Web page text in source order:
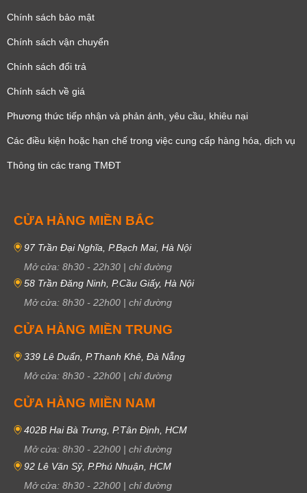
Chính sách bảo mật
Chính sách vận chuyển
Chính sách đổi trả
Chính sách về giá
Phương thức tiếp nhận và phản ánh, yêu cầu, khiêu nại
Các điều kiện hoặc hạn chế trong việc cung cấp hàng hóa, dịch vụ
Thông tin các trang TMĐT
CỬA HÀNG MIỀN BẮC
97 Trần Đại Nghĩa, P.Bạch Mai, Hà Nội
Mở cửa: 8h30 - 22h30 | chỉ đường
58 Trần Đăng Ninh, P.Cầu Giấy, Hà Nội
Mở cửa: 8h30 - 22h00 | chỉ đường
CỬA HÀNG MIỀN TRUNG
339 Lê Duẩn, P.Thanh Khê, Đà Nẵng
Mở cửa: 8h30 - 22h00 | chỉ đường
CỬA HÀNG MIỀN NAM
402B Hai Bà Trưng, P.Tân Định, HCM
Mở cửa: 8h30 - 22h00 | chỉ đường
92 Lê Văn Sỹ, P.Phú Nhuận, HCM
Mở cửa: 8h30 - 22h00 | chỉ đường